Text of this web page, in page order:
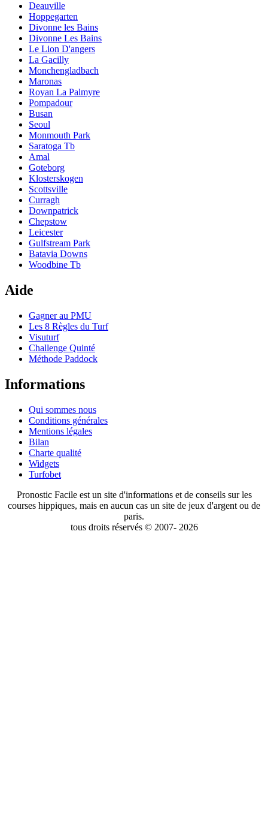
Deauville
Hoppegarten
Divonne les Bains
Divonne Les Bains
Le Lion D'angers
La Gacilly
Monchengladbach
Maronas
Royan La Palmyre
Pompadour
Busan
Seoul
Monmouth Park
Saratoga Tb
Amal
Goteborg
Klosterskogen
Scottsville
Curragh
Downpatrick
Chepstow
Leicester
Gulfstream Park
Batavia Downs
Woodbine Tb
Aide
Gagner au PMU
Les 8 Règles du Turf
Visuturf
Challenge Quinté
Méthode Paddock
Informations
Qui sommes nous
Conditions générales
Mentions légales
Bilan
Charte qualité
Widgets
Turfobet
Pronostic Facile est un site d'informations et de conseils sur les
courses hippiques, mais en aucun cas un site de jeux d'argent ou de
paris.
tous droits réservés © 2007- 2026